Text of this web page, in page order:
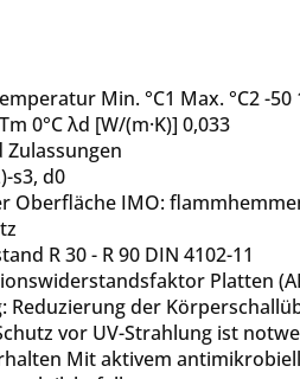
Min. °C1 Max. °C2 -50
0°C λd [W/(m·K)] 0,033
s3, d0
IMO:
R 30 - R 90 DIN 4102-11
Platten
Reduzierung der
vor UV-Strahlung ist
Mit aktivem